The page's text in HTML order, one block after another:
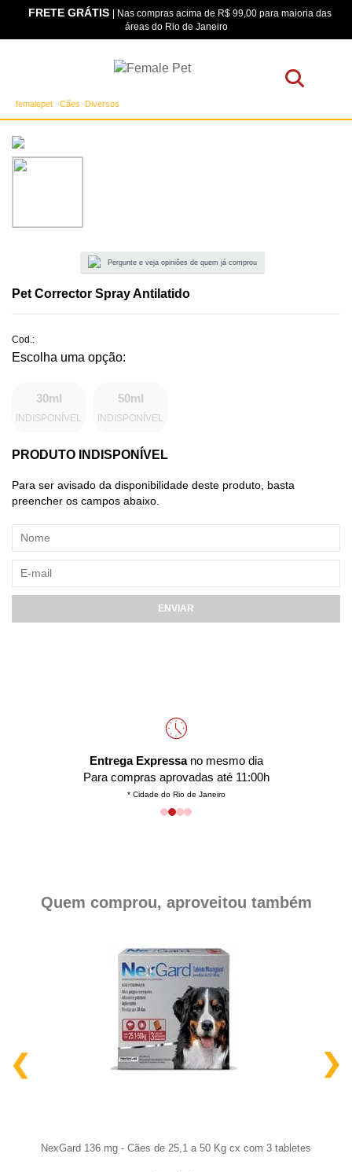
FRETE GRÁTIS | Nas compras acima de R$ 99,00 para maioria das
áreas do Rio de Janeiro
femalepet Cães Diversos
Pergunte e veja opiniões de quem já comprou
Pet Corrector Spray Antilatido
Cod.:
30ml
INDISPONÍVEL
50ml
INDISPONÍVEL
PRODUTO INDISPONÍVEL
Para ser avisado da disponibilidade deste produto, basta
preencher os campos abaixo.
ENVIAR
Entrega Expressano mesmo dia
Para compras aprovadas até 11:00h
* Cidade do Rio de Janeiro
Quem comprou, aproveitou também
NexGard 136 mg - Cães de 25,1 a 50 Kg cx com 3 tabletes